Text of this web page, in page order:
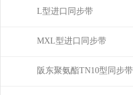
L型进口同步带
MXL型进口同步带
阪东聚氨酯TN10型同步带